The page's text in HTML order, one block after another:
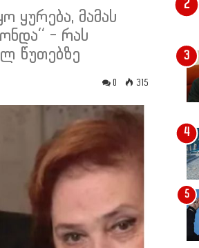
ყურება, მამას
- რას
წუთებზე
0 315